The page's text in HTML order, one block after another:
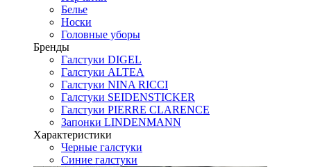
Белье
Носки
Головные уборы
Бренды
Галстуки DIGEL
Галстуки ALTEA
Галстуки NINA RICCI
Галстуки SEIDENSTICKER
Галстуки PIERRE CLARENCE
Запонки LINDENMANN
Характеристики
Черные галстуки
Синие галстуки